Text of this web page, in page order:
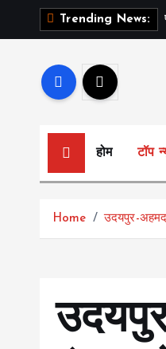
Trending News:
होम टॉप
Home उदयपुर-